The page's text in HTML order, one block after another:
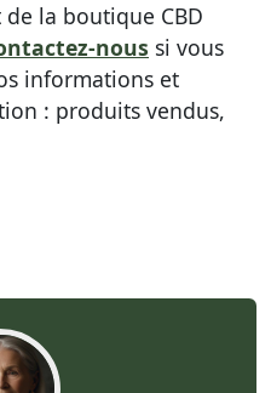
la boutique CBD
nous si vous
informations et
: produits vendus,